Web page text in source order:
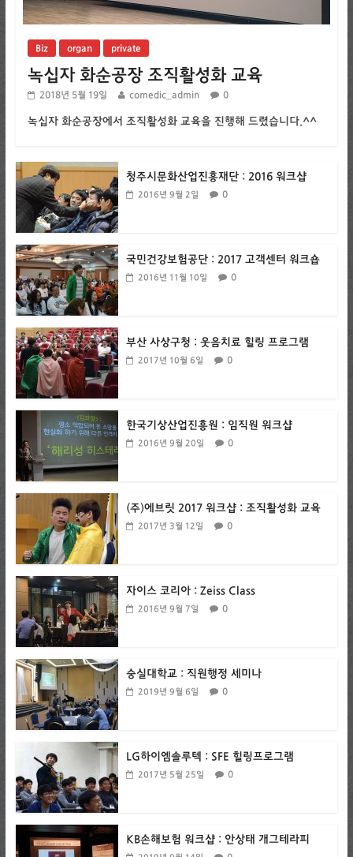
Biz organ private
녹십자 화순공장 조직활성화 교육
2018년 5월 19일 comedic_admin 0
녹십자 화순공장에서 조직활성화 교육을 진행해 드렸습니다.^^
청주시문화산업진흥재단 : 2016 워크샵
2016년 9월 2일 0
국민건강보험공단 : 2017 고객센터 워크숍
2016년 11월 10일 0
부산 사상구청 : 웃음치료 힐링 프로그램
2017년 10월 6일 0
한국기상산업진흥원 : 임직원 워크샵
2016년 9월 20일 0
(주)에브릿 2017 워크샵 : 조직활성화 교육
2017년 3월 12일 0
자이스 코리아 : Zeiss Class
2016년 9월 7일 0
숭실대학교 : 직원행정 세미나
2019년 9월 6일 0
LG하이엠솔루텍 : SFE 힐링프로그램
2017년 5월 25일 0
KB손해보험 워크샵 : 안상태 개그테라피